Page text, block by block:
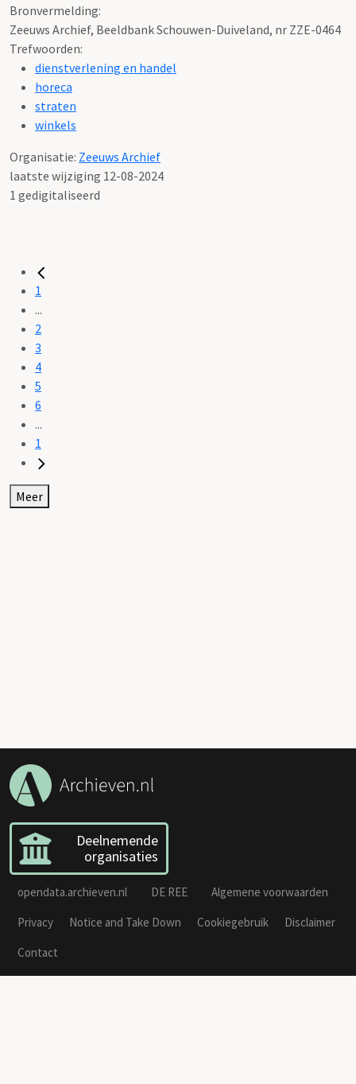
Bronvermelding:
Zeeuws Archief, Beeldbank Schouwen-Duiveland, nr ZZE-0464
Trefwoorden:
dienstverlening en handel
horeca
straten
winkels
Organisatie: Zeeuws Archief
laatste wijziging 12-08-2024
1 gedigitaliseerd
1
...
2
3
4
5
6
...
1
Meer
Deelnemende
organisaties
opendata.archieven.nl DE REE
Algemene voorwaarden
Privacy
Notice and Take Down Cookiegebruik
Disclaimer
Contact